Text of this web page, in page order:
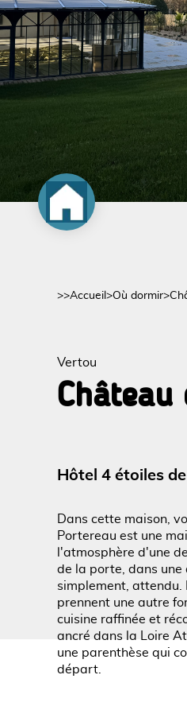
>>Accueil >Où dormir>
Vertou
Hôtel 4 étoiles
Dans cette maison,
Portereau est une
l'atmosphère d'une
de la porte, dans
simplement, attendu.
prennent une autre
cuisine raffinée et
ancré dans la Loire
une parenthèse qui
départ.